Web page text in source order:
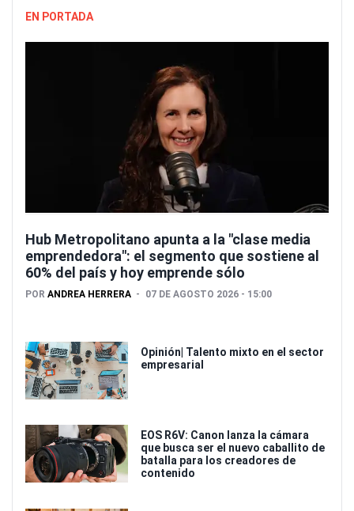
EN PORTADA
Hub Metropolitano apunta a la "clase media
emprendedora": el segmento que sostiene al
60% del país y hoy emprende sólo
POR ANDREA HERRERA 07 DE AGOSTO 2026 - 15:00
Opinión| Talento mixto en el sector
empresarial
EOS R6V: Canon lanza la cámara
que busca ser el nuevo caballito de
batalla para los creadores de
contenido